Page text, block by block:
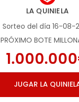
LA QUINIELA
Sorteo del día 16-08-
PRÓXIMO BOTE
JUGAR LA